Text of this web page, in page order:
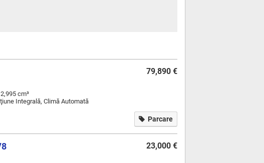
79,890 €
cm³
Integrală, Climă Automată
Parcare
23,000 €